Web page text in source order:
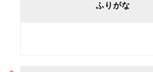
ふりがな